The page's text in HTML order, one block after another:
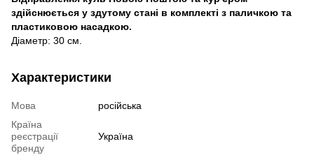
здійснюється у здутому стані в комплекті з паличкою та
пластиковою насадкою.
Діаметр: 30 см.
Характеристики
Мова
російська
Країна
реєстрації
бренду
Україна